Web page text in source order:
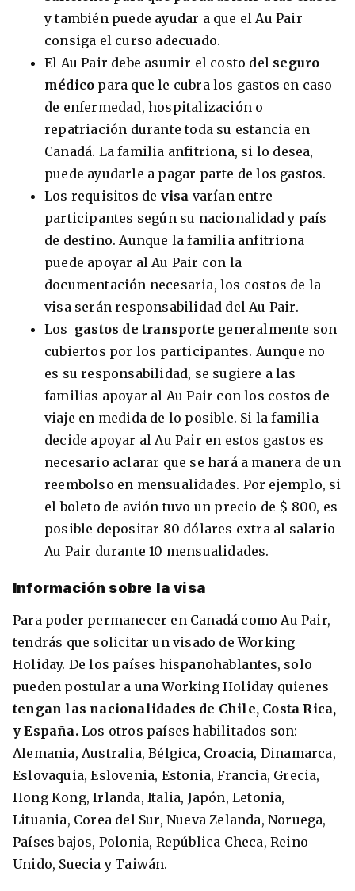
y también puede ayudar a que el Au Pair
consiga el curso adecuado.
El Au Pair debe asumir el costo del seguro
médico para que le cubra los gastos en caso
de enfermedad, hospitalización o
repatriación durante toda su estancia en
Canadá. La familia anfitriona, si lo desea,
puede ayudarle a pagar parte de los gastos.
Los requisitos de visa varían entre
participantes según su nacionalidad y país
de destino. Aunque la familia anfitriona
puede apoyar al Au Pair con la
documentación necesaria, los costos de la
visa serán responsabilidad del Au Pair.
Los gastos de transporte generalmente son
cubiertos por los participantes. Aunque no
es su responsabilidad, se sugiere a las
familias apoyar al Au Pair con los costos de
viaje en medida de lo posible. Si la familia
decide apoyar al Au Pair en estos gastos es
necesario aclarar que se hará a manera de un
reembolso en mensualidades. Por ejemplo, si
el boleto de avión tuvo un precio de $ 800, es
posible depositar 80 dólares extra al salario
Au Pair durante 10 mensualidades.
Información sobre la visa
Para poder permanecer en Canadá como Au Pair,
tendrás que solicitar un visado de Working
Holiday. De los países hispanohablantes, solo
pueden postular a una Working Holiday quienes
tengan las nacionalidades de Chile, Costa Rica,
y España. Los otros países habilitados son:
Alemania, Australia, Bélgica, Croacia, Dinamarca,
Eslovaquia, Eslovenia, Estonia, Francia, Grecia,
Hong Kong, Irlanda, Italia, Japón, Letonia,
Lituania, Corea del Sur, Nueva Zelanda, Noruega,
Países bajos, Polonia, República Checa, Reino
Unido, Suecia y Taiwán.